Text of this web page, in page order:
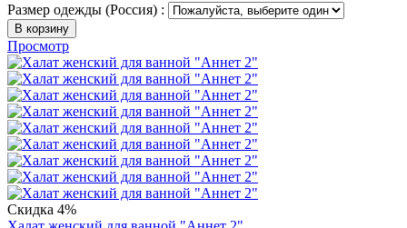
Размер одежды (Россия) :
В корзину
Просмотр
Скидка 4%